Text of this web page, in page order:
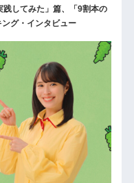
してみた」篇、「9割本の
グ・インタビュー